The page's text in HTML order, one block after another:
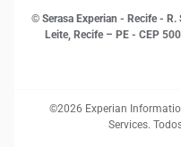
© Serasa Experian - Recife -
Leite, Recife – PE - CEP
©2026 Experian
Services.